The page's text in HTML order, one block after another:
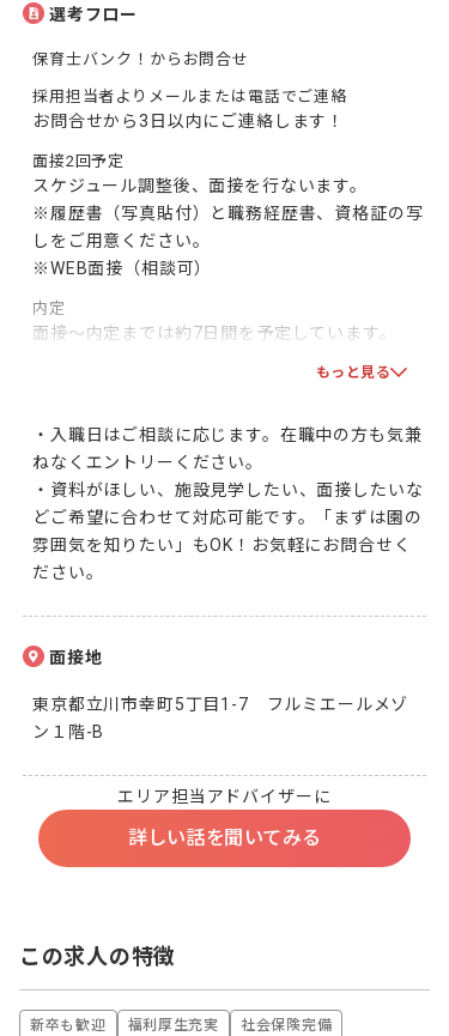
選考フロー
保育士バンク！からお問合せ
採用担当者よりメールまたは電話でご連絡
お問合せから3日以内にご連絡します！
面接2回予定
スケジュール調整後、面接を行ないます。
※履歴書（写真貼付）と職務経歴書、資格証の写
しをご用意ください。
※WEB面接（相談可）
内定
面接～内定までは約7日間を予定しています。
双方で合意となりましたら、採用となります！一
もっと見る
・入職日はご相談に応じます。在職中の方も気兼
ねなくエントリーください。
・資料がほしい、施設見学したい、面接したいな
どご希望に合わせて対応可能です。「まずは園の
雰囲気を知りたい」もOK！お気軽にお問合せく
ださい。
面接地
東京都立川市幸町5丁目1-7　フルミエールメゾ
ン１階-B
エリア担当アドバイザーに
詳しい話を聞いてみる
この求人の特徴
新卒も歓迎 福利厚生充実
社会保険完備